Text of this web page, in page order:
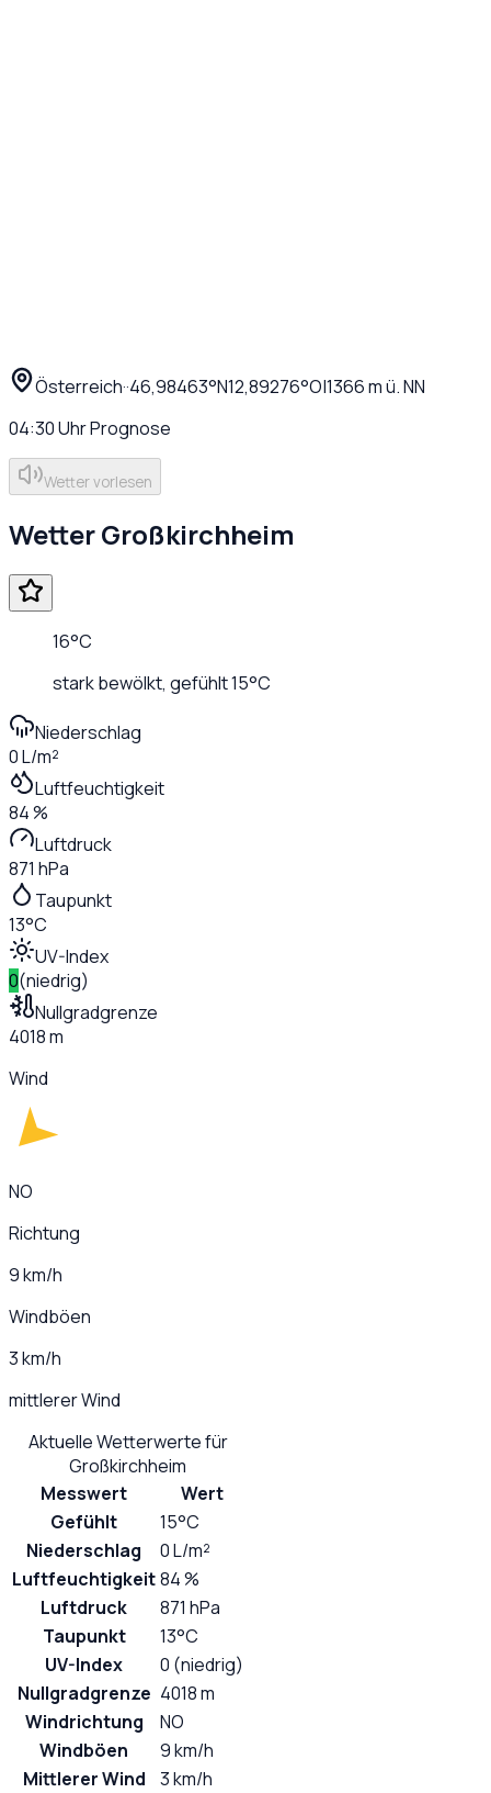
Österreich··46,98463°N12,89276°O|1366m ü. NN
04:30UhrPrognose
Wetter vorlesen
WetterGroßkirchheim
16°C
stark bewölkt, gefühlt15°C
Niederschlag
0 L/m²
Luftfeuchtigkeit
84 %
Luftdruck
871 hPa
Taupunkt
13°C
UV-Index
0(niedrig)
Nullgradgrenze
4018 m
Wind
NO
Richtung
9 km/h
Windböen
3 km/h
mittlerer Wind
Aktuelle Wetterwerte für
Großkirchheim
Messwert
Wert
Gefühlt
15°C
Niederschlag
0 L/m²
Luftfeuchtigkeit84 %
Luftdruck
871 hPa
Taupunkt
13°C
UV-Index
0 (niedrig)
Nullgradgrenze 4018 m
Windrichtung
NO
Windböen
9 km/h
Mittlerer Wind
3 km/h